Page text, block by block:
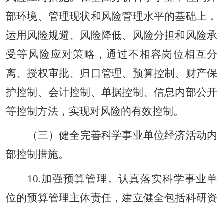
部环境、管理现状和风险管理水平的基础上，
运用风险规避、风险降低、风险分担和风险承
受等风险应对策略，通过不相容岗位相互分
离、授权审批、归口管理、预算控制、财产保
护控制、会计控制、单据控制、信息内部公开
等控制方法，实现对风险的有效控制。
（三）健全完善科学事业单位经济活动内
部控制措施。
10.加强预算管理。认真落实科学事业单
位的预算管理主体责任，建立健全包括科研资